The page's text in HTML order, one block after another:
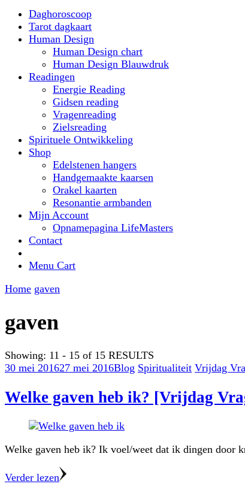
Daghoroscoop
Tarot dagkaart
Human Design
Human Design chart
Human Design Blauwdruk
Readingen
Energie Reading
Gidsen reading
Vragenreading
Zielsreading
Spirituele Ontwikkeling
Shop
Edelstenen hangers
Handgemaakte kaarsen
Orakel kaarten
Resonantie armbanden
Mijn Account
Opnamepagina LifeMasters
Contact
Menu Cart
Home gaven
gaven
Showing: 11 - 15 of 15 RESULTS
30 mei 201627 mei 2016Blog Spiritualiteit Vrijdag
Welke gaven heb ik? [Vrijdag
Welke gaven heb ik? Ik voel/weet dat ik dingen
Verder lezen